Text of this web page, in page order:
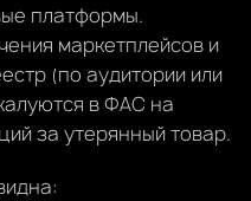
платформы.
маркетплейсов и
(по аудитории или
в ФАС на
за утерянный товар.